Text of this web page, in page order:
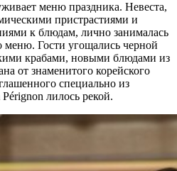
меню праздника. Невеста,
пристрастиями и
к блюдам, лично занималась
меню. Гости угощались черной
крабами, новыми блюдами из
от знаменитого корейского
специально из
лилось рекой.